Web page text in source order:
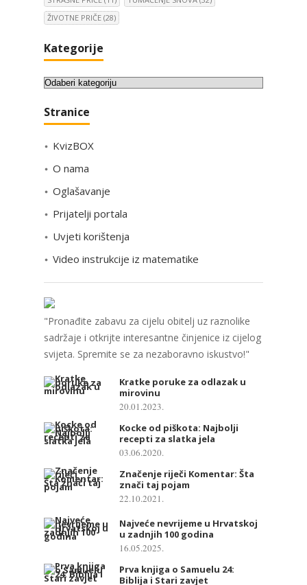
ŽIVOTNE PRIČE (28)
Kategorije
K
t
g
i
j
Stranice
KvizBOX
O nama
Oglašavanje
Prijatelji portala
Uvjeti korištenja
Video instrukcije iz matematike
"Pronađite zabavu za cijelu obitelj uz raznolike
sadržaje i otkrijte interesantne činjenice iz cijelog
svijeta. Spremite se za nezaboravno iskustvo!"
Kratke poruke za odlazak u
mirovinu
20.01.2023.
Kocke od piškota: Najbolji
recepti za slatka jela
03.06.2020.
Značenje riječi Komentar: Šta
znači taj pojam
22.10.2021.
Najveće nevrijeme u Hrvatskoj
u zadnjih 100 godina
16.05.2025.
Prva knjiga o Samuelu 24:
Biblija i Stari zavjet